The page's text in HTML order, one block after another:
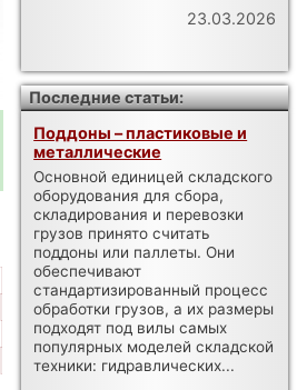
23.03.2026
Последние статьи:
Поддоны – пластиковые и
металлические
Основной единицей складского
оборудования для сбора,
складирования и перевозки
грузов принято считать
поддоны или паллеты. Они
обеспечивают
стандартизированный процесс
обработки грузов, а их размеры
подходят под вилы самых
популярных моделей складской
техники: гидравлических...